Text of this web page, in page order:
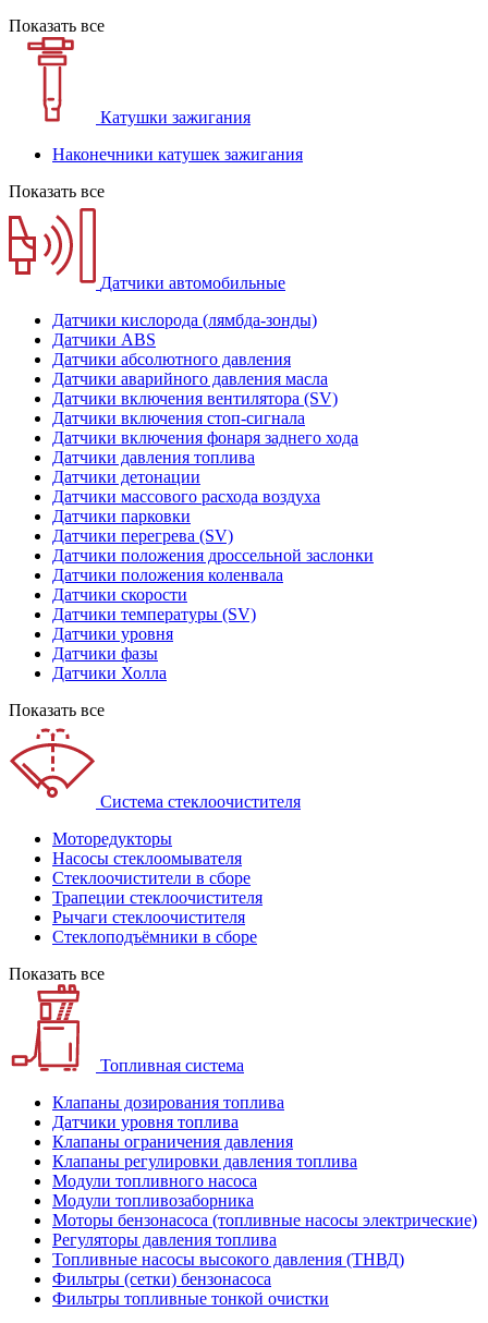
Показать все
Катушки зажигания
Наконечники катушек зажигания
Показать все
Датчики автомобильные
Датчики кислорода (лямбда-зонды)
Датчики ABS
Датчики абсолютного давления
Датчики аварийного давления масла
Датчики включения вентилятора (SV)
Датчики включения стоп-сигнала
Датчики включения фонаря заднего хода
Датчики давления топлива
Датчики детонации
Датчики массового расхода воздуха
Датчики парковки
Датчики перегрева (SV)
Датчики положения дроссельной заслонки
Датчики положения коленвала
Датчики скорости
Датчики температуры (SV)
Датчики уровня
Датчики фазы
Датчики Холла
Показать все
Система стеклоочистителя
Моторедукторы
Насосы стеклоомывателя
Стеклоочистители в сборе
Трапеции стеклоочистителя
Рычаги стеклоочистителя
Стеклоподъёмники в сборе
Показать все
Топливная система
Клапаны дозирования топлива
Датчики уровня топлива
Клапаны ограничения давления
Клапаны регулировки давления топлива
Модули топливного насоса
Модули топливозаборника
Моторы бензонасоса (топливные насосы электрические)
Регуляторы давления топлива
Топливные насосы высокого давления (ТНВД)
Фильтры (сетки) бензонасоса
Фильтры топливные тонкой очистки